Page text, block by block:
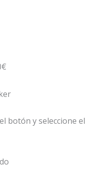
botón y seleccione el